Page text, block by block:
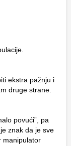
ekstra pažnju i
druge strane.
povući”, pa
znak da je sve
manipulator